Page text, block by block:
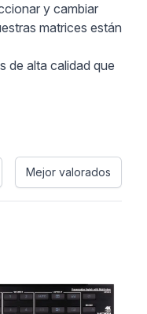
y cambiar
matrices están
de alta calidad que
Mejor valorados